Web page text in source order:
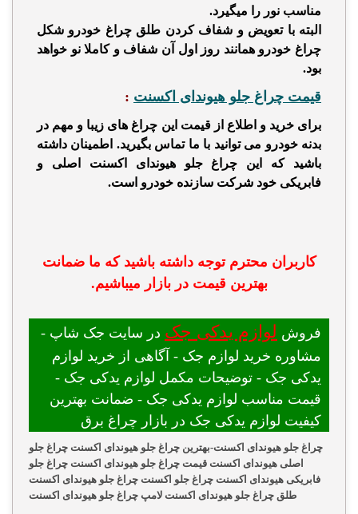
مناسب نور را میگیرد.
البته با تعویض و شفاف کردن طلق چراغ خودرو شکل
چراغ خودرو همانند روز اول آن شفاف و کاملا نو خواهد
بود.
قیمت چراغ جلو هیوندای اکسنت :
برای خرید و اطلاع از قیمت این چراغ های زیبا و مهم در
بدنه خودرو می توانید با ما تماس بگیرید. اطمینان دا شته
باشید که این چراغ جلو هیوندای اکسنت اصلی و
فابریکی خود شرکت سازنده خودرو است.
کاربران محترم توجه داشته باشید که ما ضمانت
بهترین قیمت در بازار میباشیم.
فروش لوازم یدکی جک در سایت جک شاپ -
مشاوره خرید لوازم جک - آگاهی از خرید لوازم
یدکی جک - توضیحات مکمل لوازم یدکی جک -
قیمت مناسب لوازم یدکی جک - ضمانت بهترین
کیفیت لوازم یدکی جک در بازار چراغ برق
چراغ جلو هیوندای اکسنت-بهترین چراغ جلو هیوندای اکسنت چراغ جلو
اصلی هیوندای اکسنت قیمت چراغ جلو هیوندای اکسنت چراغ جلو
فابریکی هیوندای اکسنت چراغ جلو اکسنت چراغ جلو هیوندای اکسنت
طلق چراغ جلو هیوندای اکسنت لامپ چراغ جلو هیوندای اکسنت